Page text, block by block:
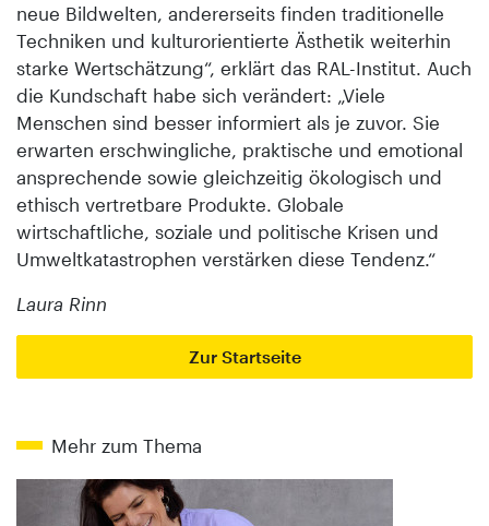
neue Bildwelten, andererseits finden traditionelle
Techniken und kulturorientierte Ästhetik weiterhin
starke Wertschätzung“, erklärt das RAL-Institut. Auch
die Kundschaft habe sich verändert: „Viele
Menschen sind besser informiert als je zuvor. Sie
erwarten erschwingliche, praktische und emotional
ansprechende sowie gleichzeitig ökologisch und
ethisch vertretbare Produkte. Globale
wirtschaftliche, soziale und politische Krisen und
Umweltkatastrophen verstärken diese Tendenz.“
Laura Rinn
Zur Startseite
Mehr zum Thema